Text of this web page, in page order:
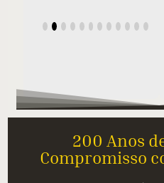
200 Anos
Compromisso